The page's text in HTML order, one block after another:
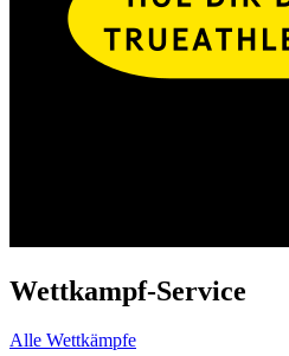
Wettkampf-Service
Alle Wettkämpfe